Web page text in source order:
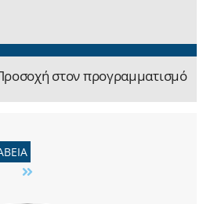
στον προγραμματισμό